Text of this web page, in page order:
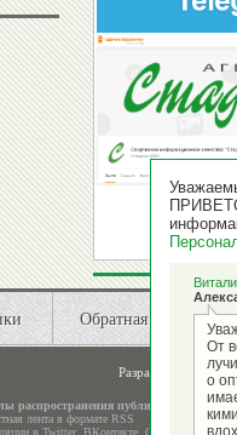
Обратная связь
Разработка и
распространения публикаций
лента в формате RSS
вTwitter,ВКонтакте,Google+
От
о